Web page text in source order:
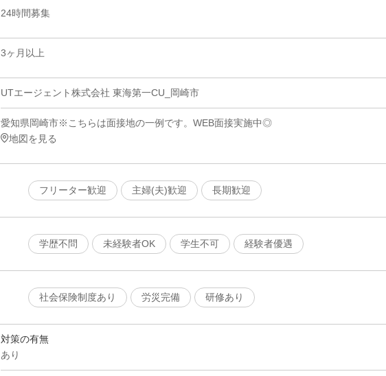
24時間募集
3ヶ月以上
UTエージェント株式会社 東海第一CU_岡崎市
愛知県岡崎市※こちらは面接地の一例です。WEB面接実施中◎
地図を見る
フリーター歓迎
主婦(夫)歓迎 長期歓迎
学歴不問
未経験者OK 学生不可 経験者優遇
社会保険制度あり
労災完備 研修あり
対策の有無
あり